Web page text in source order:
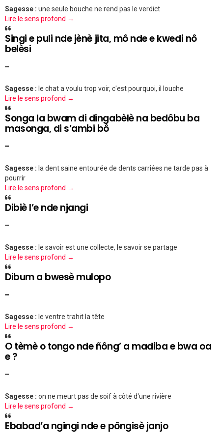
Sagesse : une seule bouche ne rend pas le verdict
Lire le sens profond →
Singi e puli nde jènè jita, mô nde e kwedi nô
belèsi
""
Sagesse : le chat a voulu trop voir, c'est pourquoi, il louche
Lire le sens profond →
Songa la bwam di dingabèlè na bedôbu ba
masonga, di s’ambi bô
""
Sagesse : la dent saine entourée de dents carriées ne tarde pas à
pourrir
Lire le sens profond →
Dibiè l’e nde njangi
""
Sagesse : le savoir est une collecte, le savoir se partage
Lire le sens profond →
Dibum a bwesè mulopo
""
Sagesse : le ventre trahit la tête
Lire le sens profond →
O tèmè o tongo nde ñông’ a madiba e bwa oa
e ?
""
Sagesse : on ne meurt pas de soif à côté d'une rivière
Lire le sens profond →
Ebabad’a ngingi nde e pôngisè janjo